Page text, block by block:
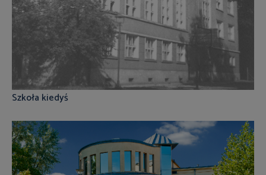
Szkoła kiedyś